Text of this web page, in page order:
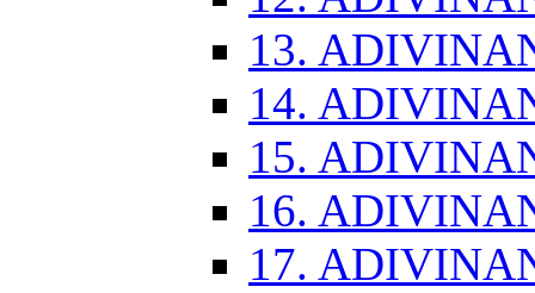
13.
14.
15.
16.
17.